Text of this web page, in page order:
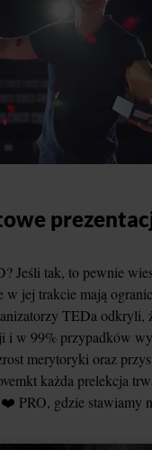
Jeśli tak, to pewnie
w jej trakcie mają
TEDa odkryli,
i w 99% przypadków
merytoryki oraz
każda prelekcja
PRO, gdzie stawiamy